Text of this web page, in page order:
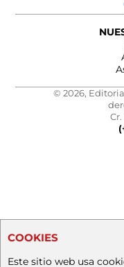
© 2026,
COOKIES
Este sitio web usa